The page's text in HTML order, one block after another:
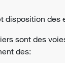
disposition des
sont des
des: